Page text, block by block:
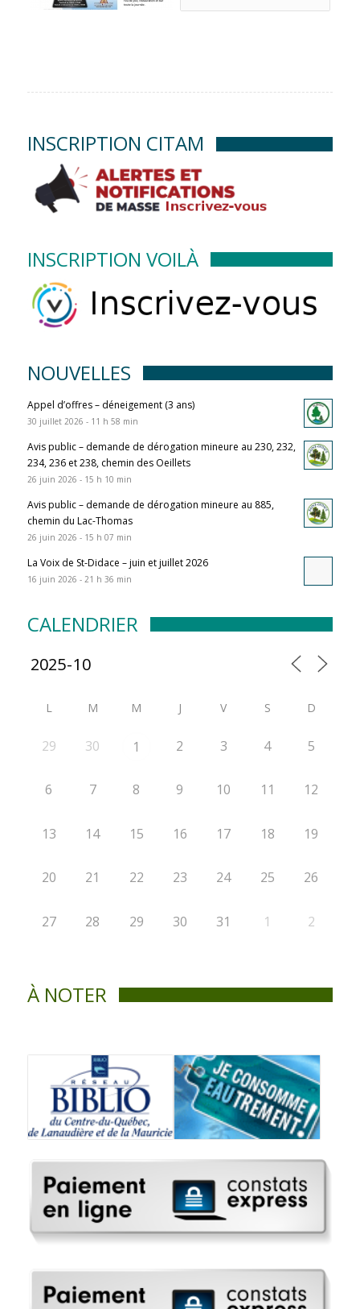
INSCRIPTION CITAM
INSCRIPTION VOILÀ
NOUVELLES
Appel d’offres – déneigement (3 ans)
30 juillet 2026 - 11 h 58 min
Avis public – demande de dérogation mineure au 230, 232,
234, 236 et 238, chemin des Oeillets
26 juin 2026 - 15 h 10 min
Avis public – demande de dérogation mineure au 885,
chemin du Lac-Thomas
26 juin 2026 - 15 h 07 min
La Voix de St-Didace – juin et juillet 2026
16 juin 2026 - 21 h 36 min
CALENDRIER
L M M J V S D
29 30 1 2 3 4 5
6 7 8 9 10 11 12
13 14 15 16 17 18 19
20 21 22 23 24 25 26
27 28 29 30 31 1 2
À NOTER